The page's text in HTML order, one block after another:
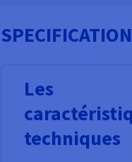
Les
techniques